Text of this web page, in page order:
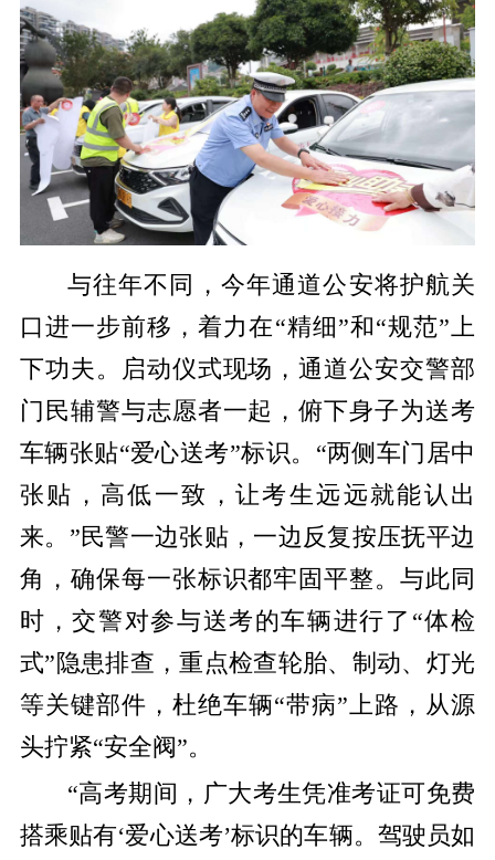
与往年不同，今年通道公安将护航关
口进一步前移，着力在“精细”和“规范”上
下功夫。启动仪式现场，通道公安交警部
门民辅警与志愿者一起，俯下身子为送考
车辆张贴“爱心送考”标识。“两侧车门居中
张贴，高低一致，让考生远远就能认出
来。”民警一边张贴，一边反复按压抚平边
角，确保每一张标识都牢固平整。与此同
时，交警对参与送考的车辆进行了“体检
式”隐患排查，重点检查轮胎、制动、灯光
等关键部件，杜绝车辆“带病”上路，从源
头拧紧“安全阀”。
“高考期间，广大考生凭准考证可免费
搭乘贴有‘爱心送考’标识的车辆。驾驶员如